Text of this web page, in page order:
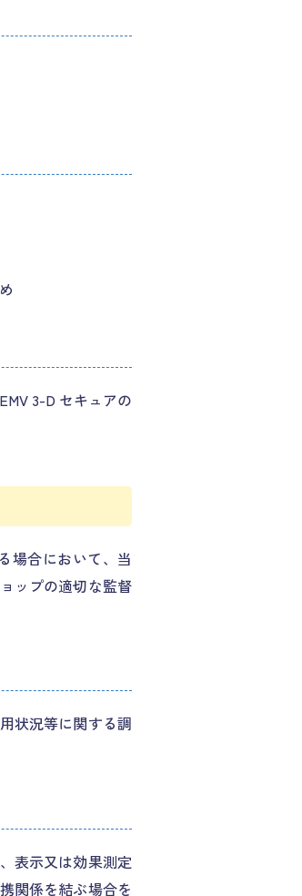
3-D セキュアの
場合において、当
ップの適切な監督
状況等に関する調
表示又は効果測定
関係を結ぶ場合を